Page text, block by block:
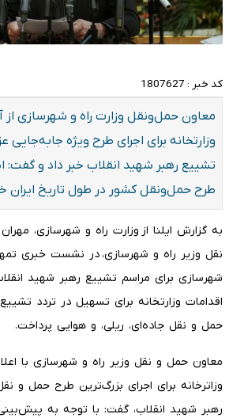
کد خبر : 1807627
معاون حمل‌ونقل وزارت راه و شهرسازی از
وزارتخانه برای اجرای طرح ویژه جابه‌جایی
تشییع رهبر شهید انقلاب خبر داد و گفت:
طرح حمل‌ونقل کشور در طول تاریخ ایران
به گزارش ایلنا از وزارت راه و شهرسازی،
نقل وزیر راه و شهرسازی، در نشست خبری
شهرسازی برای مراسم تشییع رهبر شهید
اقدامات وزارتخانه برای تسهیل در تردد
حمل و نقل جاده‌ای، ریلی، و هوایی پرداخت.
معاون حمل و نقل وزیر راه و شهرسازی با
وزاترخانه برای اجرای بزرگ‌ترین طرح حمل و
رهبر شهید انقلاب، گفت: با توجه به